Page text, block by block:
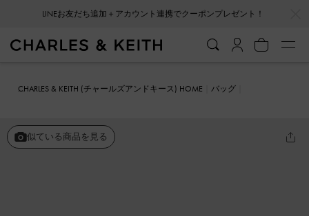
LINEお友だち追加＋アカウント連携でクーポンプレゼント！
CHARLES & KEITH (チャールズアンドキース) HOME
バッグ
似ている商品を見る